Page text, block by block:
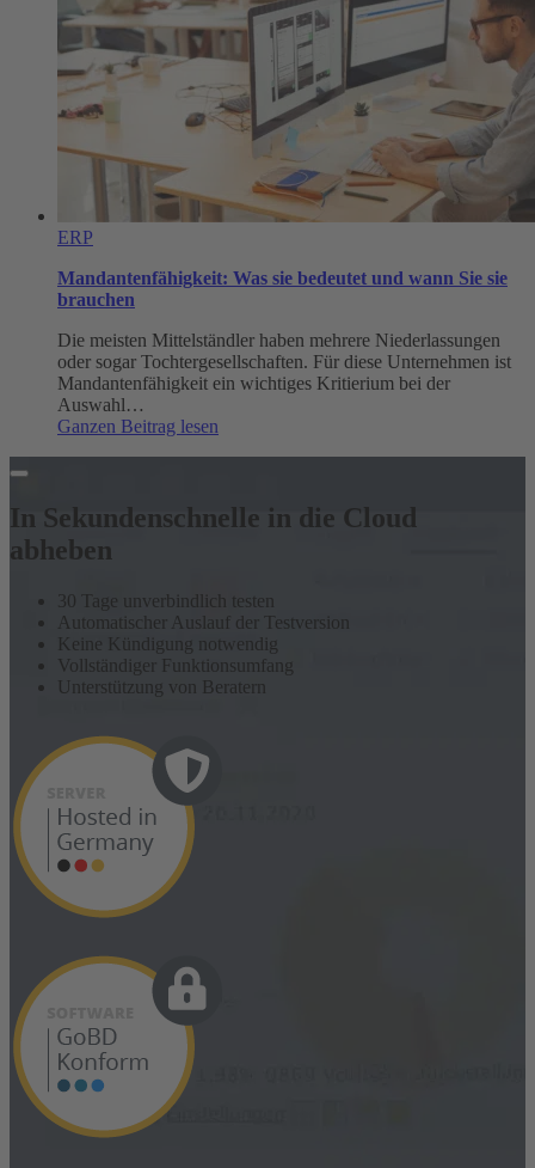
ERP
Mandantenfähigkeit: Was sie bedeutet und wann Sie sie
brauchen
Die meisten Mittelständler haben mehrere Niederlassungen
oder sogar Tochtergesellschaften. Für diese Unternehmen ist
Mandantenfähigkeit ein wichtiges Kritierium bei der
Auswahl…
Ganzen Beitrag lesen
bedeutet
und
sie
brauchen
In Sekundenschnelle in die Cloud
abheben
30 Tage unverbindlich testen
Automatischer Auslauf der Testversion
Keine Kündigung notwendig
Vollständiger Funktionsumfang
Unterstützung von Beratern